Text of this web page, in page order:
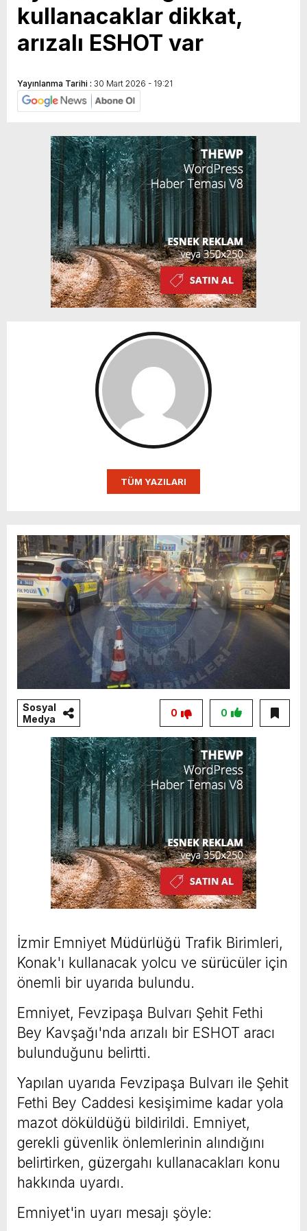
kullanacaklar dikkat,
arızalı ESHOT var
Yayınlanma Tarihi : 30 Mart 2026 - 19:21
TÜM YAZILARI
Sosyal
Medya
0
0
İzmir Emniyet Müdürlüğü Trafik Birimleri,
Konak'ı kullanacak yolcu ve sürücüler için
önemli bir uyarıda bulundu.
Emniyet, Fevzipaşa Bulvarı Şehit Fethi
Bey Kavşağı'nda arızalı bir ESHOT aracı
bulunduğunu belirtti.
Yapılan uyarıda Fevzipaşa Bulvarı ile Şehit
Fethi Bey Caddesi kesişimime kadar yola
mazot döküldüğü bildirildi. Emniyet,
gerekli güvenlik önlemlerinin alındığını
belirtirken, güzergahı kullanacakları konu
hakkında uyardı.
Emniyet'in uyarı mesajı şöyle: